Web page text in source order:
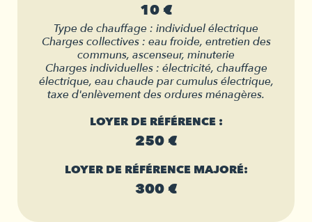
10 €
Type de chauffage : individuel électrique
Charges collectives : eau froide, entretien des
communs, ascenseur, minuterie
Charges individuelles : électricité, chauffage
électrique, eau chaude par cumulus électrique,
taxe d'enlèvement des ordures ménagères.
LOYER DE RÉFÉRENCE :
250 €
LOYER DE RÉFÉRENCE MAJORÉ:
300 €